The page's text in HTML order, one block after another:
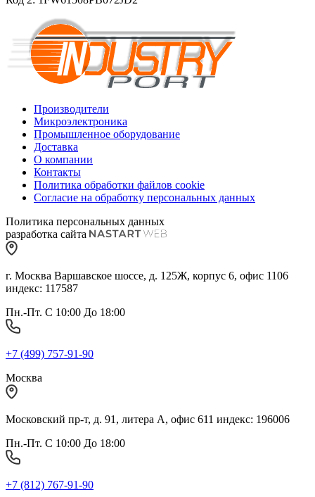
Производители
Микроэлектроника
Промышленное оборудование
Доставка
О компании
Контакты
Политика обработки файлов cookie
Согласие на обработку персональных данных
Политика персональных данных
разработка сайта
г. Москва Варшавское шоссе, д. 125Ж, корпус 6, офис 1106
индекс: 117587
Пн.-Пт. С 10:00 До 18:00
+7 (499) 757-91-90
Москва
Московский пр-т, д. 91, литера А, офис 611 индекс: 196006
Пн.-Пт. С 10:00 До 18:00
+7 (812) 767-91-90